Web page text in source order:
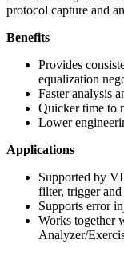
protocol capture and
Benefits
Provides
equalization
Faster analysis
Quicker time to
Lower
Applications
Supported by
filter, trigger and
Supports error
Works together
Analyzer/